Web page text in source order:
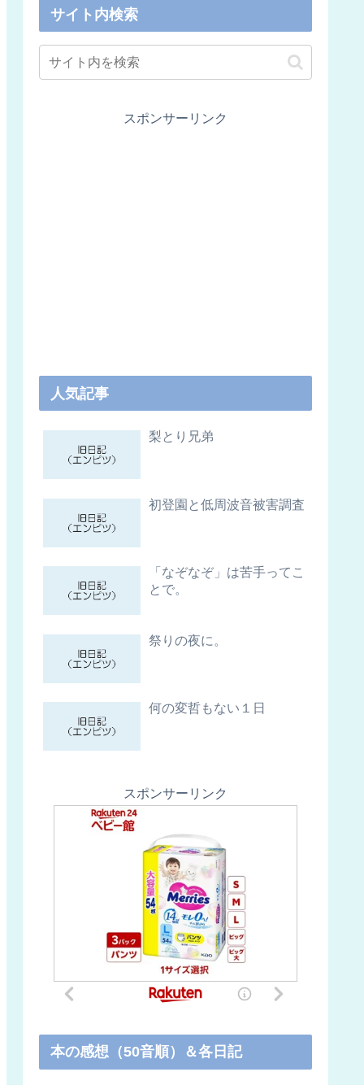
サイト内検索
スポンサーリンク
人気記事
梨とり兄弟
初登園と低周波音被害調査
「なぞなぞ」は苦手ってこ
とで。
祭りの夜に。
何の変哲もない１日
スポンサーリンク
本の感想（50音順）＆各日記